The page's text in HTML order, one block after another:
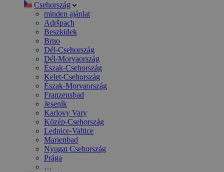
Csehország
minden ajánlat
Adršpach
Beszkidek
Brno
Dél-Csehország
Dél-Morvaország
Észak-Csehország
Kelet-Csehország
Észak-Morvaország
Franzensbad
Jeseník
Karlovy Vary
Közép-Csehország
Lednice-Valtice
Marienbad
Nyugat Csehország
Prága
…